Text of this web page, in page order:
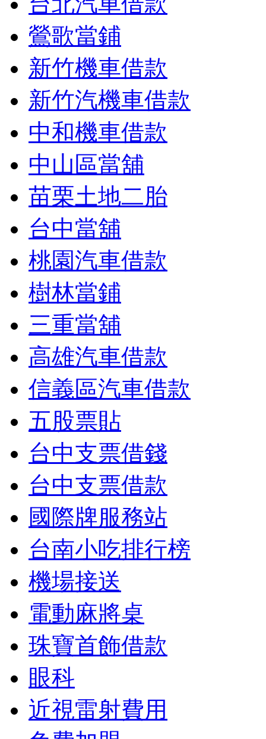
鶯歌當鋪
新竹機車借款
新竹汽機車借款
中和機車借款
中山區當舖
苗栗土地二胎
台中當舖
桃園汽車借款
樹林當鋪
三重當舖
高雄汽車借款
信義區汽車借款
五股票貼
台中支票借錢
台中支票借款
國際牌服務站
台南小吃排行榜
機場接送
電動麻將桌
珠寶首飾借款
眼科
近視雷射費用